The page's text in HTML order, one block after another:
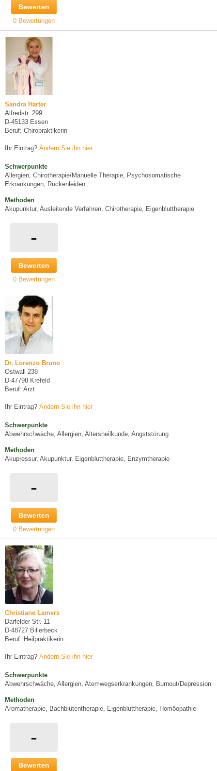
Bewerten
0 Bewertungen
Sandra Harter
Alfredstr. 299
D-45133 Essen
Beruf: Chiropraktikerin
Ihr Eintrag? Ändern Sie ihn hier
Schwerpunkte
Allergien, Chirotherapie/Manuelle Therapie, Psychosomatische
Erkrankungen, Rückenleiden
Methoden
Akupunktur, Ausleitende Verfahren, Chirotherapie, Eigenbluttherapie
-
Bewerten
0 Bewertungen
Dr. Lorenzo Bruno
Ostwall 238
D-47798 Krefeld
Beruf: Arzt
Ihr Eintrag? Ändern Sie ihn hier
Schwerpunkte
Abwehrschwäche, Allergien, Altersheilkunde, Angststörung
Methoden
Akupressur, Akupunktur, Eigenbluttherapie, Enzymtherapie
-
Bewerten
0 Bewertungen
Christiane Lamers
Darfelder Str. 11
D-48727 Billerbeck
Beruf: Heilpraktikerin
Ihr Eintrag? Ändern Sie ihn hier
Schwerpunkte
Abwehrschwäche, Allergien, Atemwegserkrankungen, Burnout/Depression
Methoden
Aromatherapie, Bachblütentherapie, Eigenbluttherapie, Homöopathie
-
Bewerten